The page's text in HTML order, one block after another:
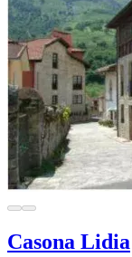
Casona Lidia